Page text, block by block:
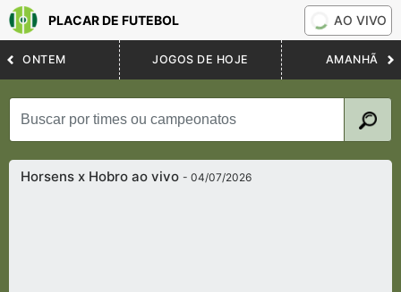
PLACAR DE FUTEBOL AO VIVO
ONTEM JOGOS DE HOJE AMANHÃ
Horsens x Hobro ao vivo- 04/07/2026